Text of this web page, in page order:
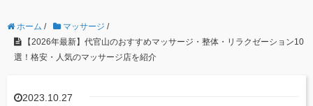
ホーム / マッサージ /
【2026年最新】代官山のおすすめマッサージ・整体・リラクゼーション10
選！格安・人気のマッサージ店を紹介
2023.10.27